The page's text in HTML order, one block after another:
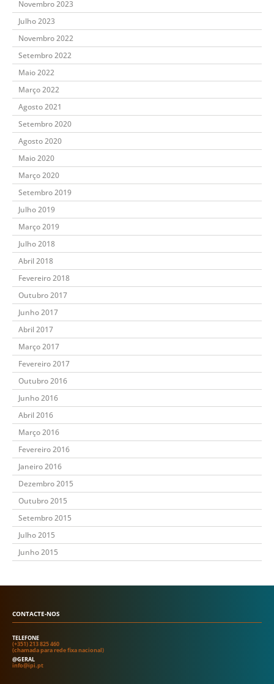
Novembro 2023
Julho 2023
Novembro 2022
Setembro 2022
Maio 2022
Março 2022
Agosto 2021
Setembro 2020
Agosto 2020
Maio 2020
Março 2020
Setembro 2019
Julho 2019
Março 2019
Julho 2018
Abril 2018
Fevereiro 2018
Outubro 2017
Junho 2017
Abril 2017
Março 2017
Fevereiro 2017
Outubro 2016
Junho 2016
Abril 2016
Março 2016
Fevereiro 2016
Janeiro 2016
Dezembro 2015
Outubro 2015
Setembro 2015
Julho 2015
Junho 2015
CONTACTE-NOS
TELEFONE
(+351) 213 825 460
(chamada para rede fixa nacional)
@GERAL
info@ipi.pt